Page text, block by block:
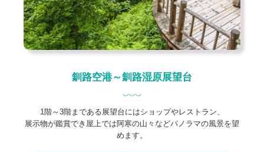
釧路空港～釧路湿原展望台
1階～3階まである展望台にはショップやレストラン、
展示物が鑑賞でき屋上では阿寒の山々などパノラマの風景を望
めます。